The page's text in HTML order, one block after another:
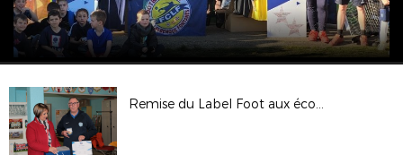
Remise du Label Foot aux écoles féminines - Bénévoles du mois